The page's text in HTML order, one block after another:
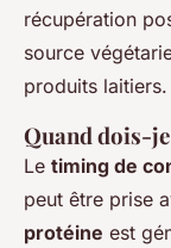
récupération
source
produits laitiers.
Quand dois-
Le timing de
peut être prise
protéine est